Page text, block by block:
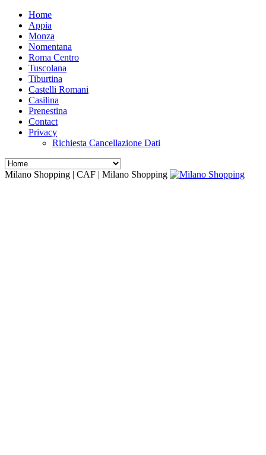
Home
Appia
Monza
Nomentana
Roma Centro
Tuscolana
Tiburtina
Castelli Romani
Casilina
Prenestina
Contact
Privacy
Richiesta Cancellazione Dati
Milano Shopping | CAF | Milano Shopping